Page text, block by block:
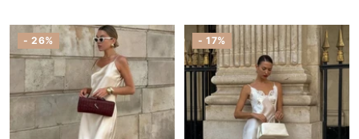
- 26% - 17%